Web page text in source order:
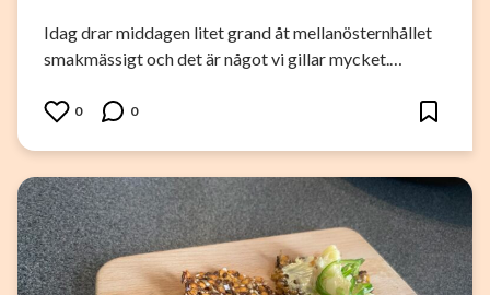
Idag drar middagen litet grand åt mellanösternhållet
smakmässigt och det är något vi gillar mycket.…
0 0